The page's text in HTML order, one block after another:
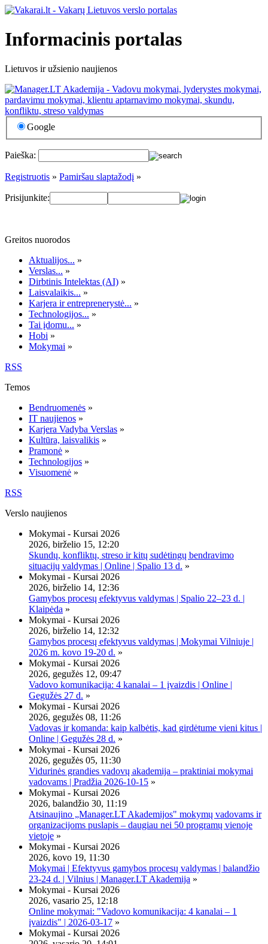
Informacinis portalas
Lietuvos ir užsienio naujienos
Google
Paieška:
Registruotis » Pamiršau slaptažodį »
Prisijunkite:
Greitos nuorodos
Aktualijos... »
Verslas... »
Dirbtinis Intelektas (AI) »
Laisvalaikis... »
Karjera ir entreprenerystė... »
Technologijos... »
Tai įdomu... »
Hobi »
Mokymai »
RSS
Temos
Bendruomenės »
IT naujienos »
Karjera Vadyba Verslas »
Kultūra, laisvalikis »
Pramonė »
Technologijos »
Visuomenė »
RSS
Verslo naujienos
Mokymai - Kursai 2026
2026, birželio 15, 12:20
Skundų, konfliktų, streso ir kitų sudėtingų bendravimo
situacijų valdymas | Online | Spalio 13 d. »
Mokymai - Kursai 2026
2026, birželio 14, 12:36
Gamybos procesų efektyvus valdymas | Spalio 22–23 d. |
Klaipėda »
Mokymai - Kursai 2026
2026, birželio 14, 12:32
Gamybos procesų efektyvus valdymas | Mokymai Vilniuje |
2026 m. kovo 19-20 d. »
Mokymai - Kursai 2026
2026, gegužės 12, 09:47
Vadovo komunikacija: 4 kanalai – 1 įvaizdis | Online |
Gegužės 27 d. »
Mokymai - Kursai 2026
2026, gegužės 08, 11:26
Vadovas ir komanda: kaip kalbėtis, kad girdėtume vieni kitus |
Online | Gegužės 28 d. »
Mokymai - Kursai 2026
2026, gegužės 05, 11:30
Vidurinės grandies vadovų akademija – praktiniai mokymai
vadovams | Pradžia 2026-10-15 »
Mokymai - Kursai 2026
2026, balandžio 30, 11:19
Atsinaujino „Manager.LT Akademijos" mokymų vadovams ir
organizacijoms puslapis – daugiau nei 50 programų vienoje
vietoje »
Mokymai - Kursai 2026
2026, kovo 19, 11:30
Mokymai | Efektyvus gamybos procesų valdymas | balandžio
23-24 d. | Vilnius | Manager.LT Akademija »
Mokymai - Kursai 2026
2026, vasario 25, 12:18
Online mokymai: "Vadovo komunikacija: 4 kanalai – 1
įvaizdis" | 2026-03-17 »
Mokymai - Kursai 2026